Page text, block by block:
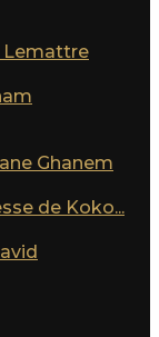
Lemattre
Ghanem
de Koko...